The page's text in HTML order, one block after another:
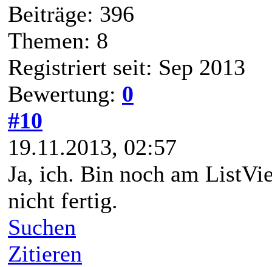
Beiträge: 396
Themen: 8
Registriert seit: Sep 2013
Bewertung: 0
#10
19.11.2013, 02:57
Ja, ich. Bin noch am
nicht fertig.
Suchen
Zitieren